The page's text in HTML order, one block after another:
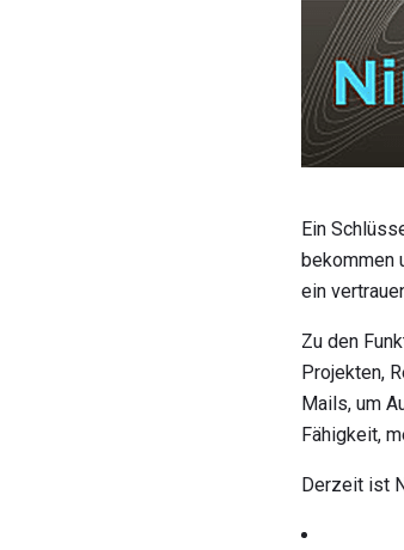
Ein
bekommen
ein
Zu den
Projekten,
Mails, um
Fähigkeit,
Derzeit ist